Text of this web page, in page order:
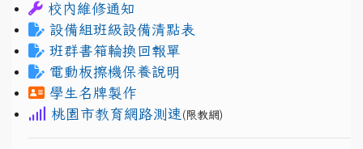
校內維修通知
設備組班級設備清點表
班群書箱輪換回報單
電動板擦機保養說明
學生名牌製作
桃園市教育網路測速 (限教網)